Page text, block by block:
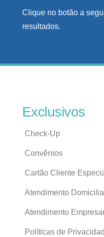
Clique no botão a
resultados.
Exclusivos
Check-Up
Convênios
Cartão Cliente
Atendimento
Atendimento
Políticas de